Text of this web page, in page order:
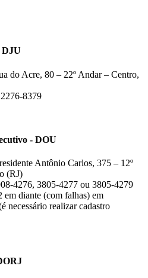
DJU
do Acre, 80 – 22º Andar – Centro,
8379
- DOU
Antônio Carlos, 375 – 12º
(RJ)
4276, 3805-4277 ou 3805-4279
diante (com falhas) em
necessário realizar cadastro